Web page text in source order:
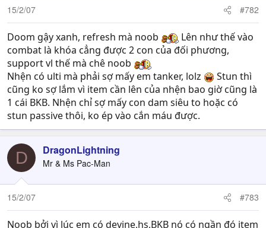
15/2/07 #782
Doom gậy xanh, refresh mà noob
Lên như thế vào
combat là khóa cẳng được 2 con của đối phương,
support vl thế mà chê noob
Nhện có ulti mà phải sợ mấy em tanker, lolz
Stun thì
cũng ko sợ lắm vì item cần lên của nhện bao giờ cũng là
1 cái BKB. Nhện chỉ sợ mấy con dam siêu to hoặc có
stun passive thôi, ko ép vào cắn máu được.
D DragonLightning
Mr & Ms Pac-Man
15/2/07 #783
Noob bởi vì lúc em có devine,hs,BKB nó có ngần đó item